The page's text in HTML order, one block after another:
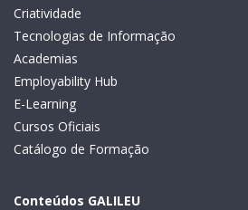
Criatividade
Tecnologias de Informação
Academias
Employability Hub
E-Learning
Cursos Oficiais
Catálogo de Formação
Conteúdos GALILEU